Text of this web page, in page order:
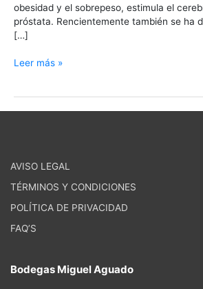
obesidad y el sobrepeso, estimula el
próstata. Rencientemente también se ha
[…]
Leer más »
AVISO LEGAL
TÉRMINOS Y CONDICIONES
POLÍTICA DE PRIVACIDAD
FAQ’S
Bodegas Miguel Aguado